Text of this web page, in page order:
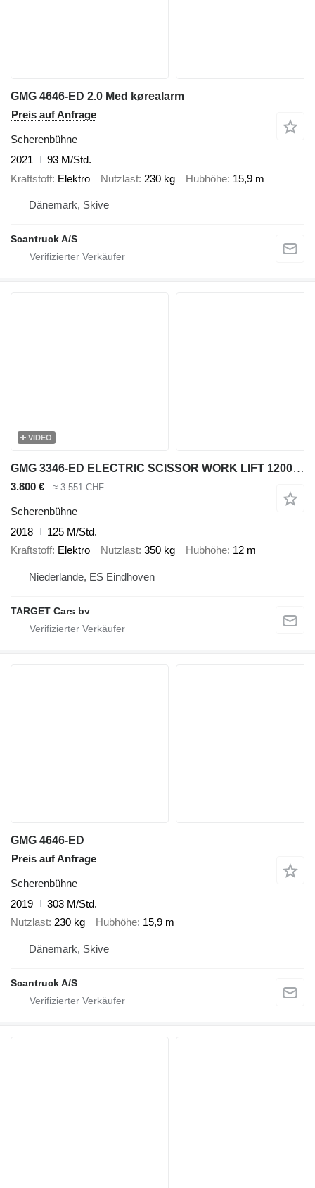
GMG 4646-ED 2.0 Med kørealarm
Preis auf Anfrage
Scherenbühne
2021
93 M/Std.
Kraftstoff Elektro Nutzlast 230 kg Hubhöhe 15,9 m
Dänemark, Skive
Scantruck A/S
VIDEO
GMG 3346-ED ELECTRIC SCISSOR WORK LIFT 1200CM 03-18 2334601006
3.800 € ≈ 3.551 CHF
Scherenbühne
2018
125 M/Std.
Kraftstoff Elektro Nutzlast 350 kg Hubhöhe 12 m
Niederlande, ES Eindhoven
TARGET Cars bv
GMG 4646-ED
Preis auf Anfrage
Scherenbühne
2019
303 M/Std.
Nutzlast 230 kg Hubhöhe 15,9 m
Dänemark, Skive
Scantruck A/S